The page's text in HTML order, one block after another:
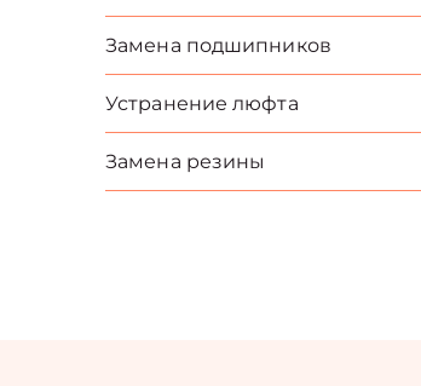
Замена подшипников
Устранение люфта
Замена резины